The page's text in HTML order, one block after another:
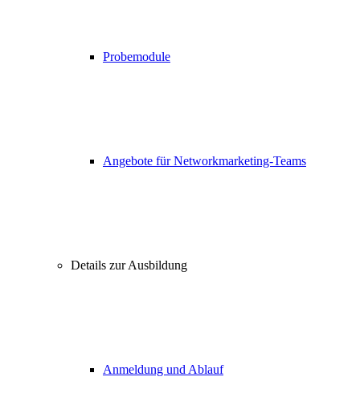
Probemodule
Angebote für Networkmarketing-Teams
Details zur Ausbildung
Anmeldung und Ablauf